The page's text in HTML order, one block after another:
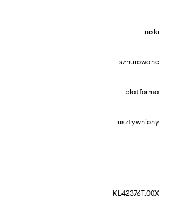
niski
sznurowane
platforma
usztywniony
KL42376T.00X